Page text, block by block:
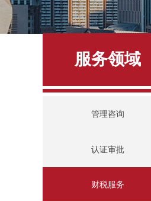
服务领域
管理咨询
认证审批
财税服务
财税服务